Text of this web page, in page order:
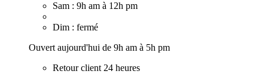
Sam : 9h am à 12h pm
Dim : fermé
Ouvert aujourd'hui de 9h am à 5h pm
Retour client 24 heures